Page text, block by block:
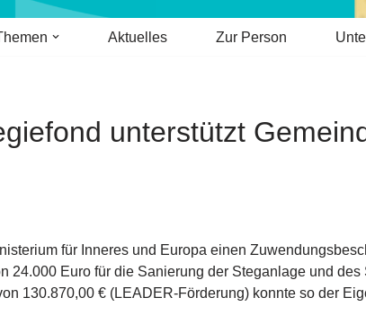
Aktuelles Zur Person
unterstützt
für Inneres und Europa einen
24.000 Euro für die Sanierung der Steganlage und
130.870,00 € (LEADER-Förderung) konnte so der